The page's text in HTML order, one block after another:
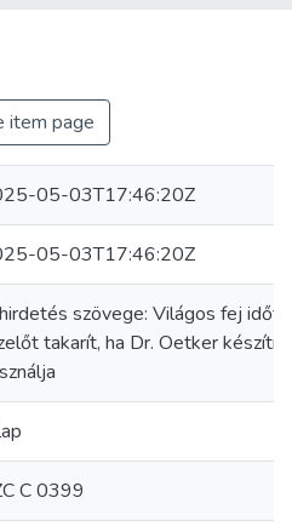
item page
05-03T17:46:20Z
05-03T17:46:20Z
szövege: Világos fej időt,
takarít, ha Dr. Oetker
C 0399